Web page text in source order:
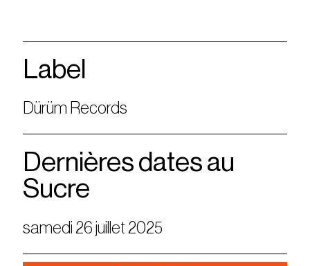
Label
Dürüm Records
Dernières dates au
Sucre
samedi 26 juillet 2025